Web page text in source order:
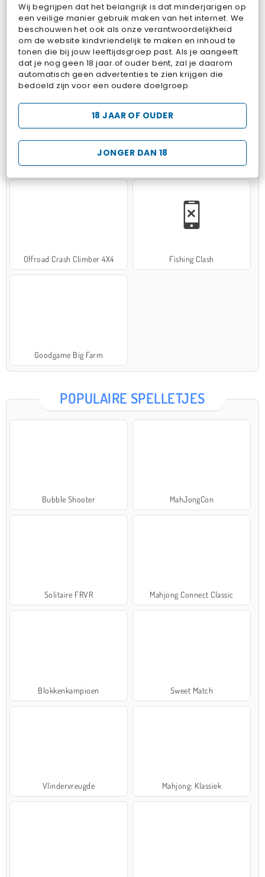
Wij begrijpen dat het belangrijk is dat minderjarigen op
een veilige manier gebruik maken van het internet. We
beschouwen het ook als onze verantwoordelijkheid
om de website kindvriendelijk te maken en inhoud te
tonen die bij jouw leeftijdsgroep past. Als je aangeeft
dat je nog geen 18 jaar of ouder bent, zal je daarom
automatisch geen advertenties te zien krijgen die
bedoeld zijn voor een oudere doelgroep.
JONGER DAN 18
18 JAAR OF OUDER
Pop Fruit Bubbits
Hospital Surgeon Doctor Game Potion Sort
Offroad Crash Climber 4X4 Fishing Clash
Goodgame Big Farm
POPULAIRE SPELLETJES
Bubble Shooter MahJongCon
Solitaire FRVR Mahjong Connect Classic
Blokkenkampioen Sweet Match
Vlindervreugde Mahjong: Klassiek